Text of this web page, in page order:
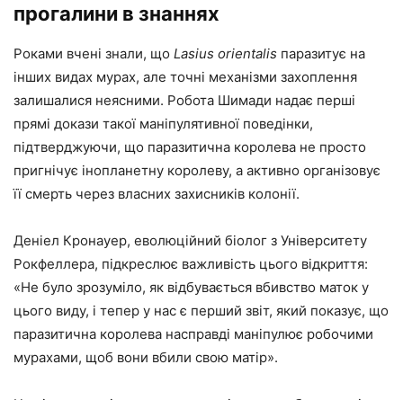
прогалини в знаннях
Роками вчені знали, що Lasius orientalis паразитує на
інших видах мурах, але точні механізми захоплення
залишалися неясними. Робота Шимади надає перші
прямі докази такої маніпулятивної поведінки,
підтверджуючи, що паразитична королева не просто
пригнічує інопланетну королеву, а активно організовує
її смерть через власних захисників колонії.
Деніел Кронауер, еволюційний біолог з Університету
Рокфеллера, підкреслює важливість цього відкриття:
«Не було зрозуміло, як відбувається вбивство маток у
цього виду, і тепер у нас є перший звіт, який показує, що
паразитична королева насправді маніпулює робочими
мурахами, щоб вони вбили свою матір».